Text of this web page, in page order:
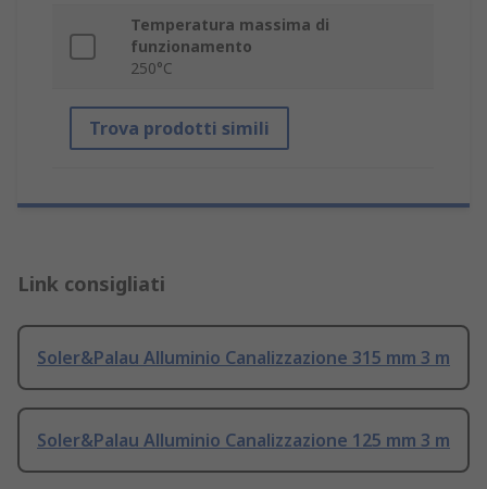
Temperatura massima di
funzionamento
250°C
Trova prodotti simili
Link consigliati
Soler&Palau Alluminio Canalizzazione 315 mm 3 m
Soler&Palau Alluminio Canalizzazione 125 mm 3 m